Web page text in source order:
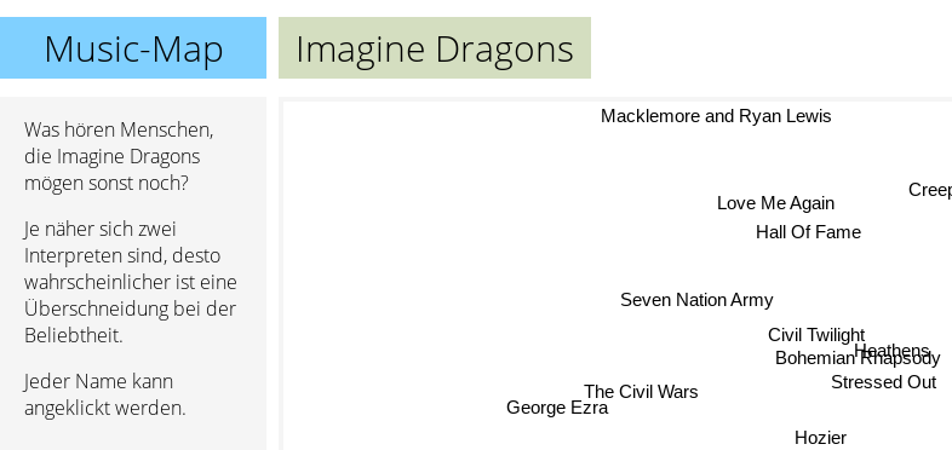
Music-Map Imagine Dragons
Was hören Menschen,
die Imagine Dragons
mögen sonst noch?
Je näher sich zwei
Interpreten sind, desto
wahrscheinlicher ist eine
Überschneidung bei der
Beliebtheit.
Jeder Name kann
angeklickt werden.
Stressed Out
Heathens
Bohemian Rhapsody
Hozier
The Civil Wars
Civil Twilight
Hall Of Fame
Seven Nation Army
Love Me Again
George Ezra
Creep
Macklemore and Ryan Lewis